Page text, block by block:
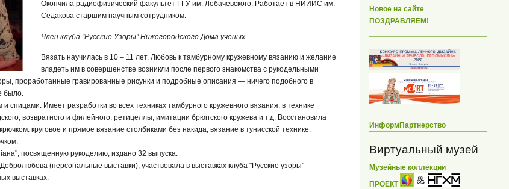
Окончила радиофизический факультет ГГУ им. Лобачевского. Работает в НИИИС им.
Седакова старшим научным сотрудником.
Член клуба "Русские Узоры" Нижегородского Дома ученых.
Вязать научилась в 10 – 11 лет. Любовь к тамбурному кружевному вязанию и желание
владеть им в совершенстве возникли после первого знакомства с рукодельными
проработанные гравированные рисунки и подробные описания — ничего подобного в
было.
спицами. Имеет разработки во всех техниках тамбурного кружевного вязания: в технике
возвратного и филейного, ретицеллы, имитации брюггского кружева и т.д. Восстановила
круговое и прямое вязание столбиками без накида, вязание в тунисской технике,
посвященную рукоделию, издано 32 выпуска.
(персональные выставки), участвовала в выставках клуба "Русские узоры"
выставках.
Новое на сайте
ПОЗДРАВЛЯЕМ!
ИнформПартнерство
Виртуальный музей
Музейные коллекции
ПРОЕКТ